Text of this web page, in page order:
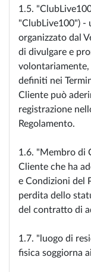
1.5.
"ClubLive100") -
organizzato dal
di divulgare e
definiti nei
Cliente può
registrazione
Regolamento.
1.6. "Membro di
Cliente che ha
e Condizioni del
perdita dello
del contratto di
1.7. "luogo di
fisica soggiorna